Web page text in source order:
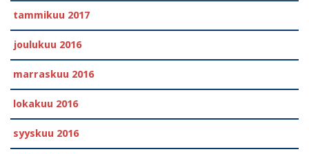
tammikuu 2017
joulukuu 2016
marraskuu 2016
lokakuu 2016
syyskuu 2016